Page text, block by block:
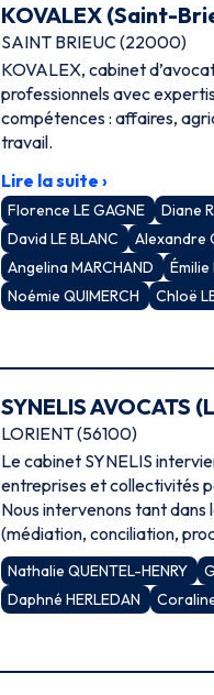
KOVALEX (Saint-
SAINT BRIEUC (22000)
KOVALEX, cabinet
professionnels avec
compétences : affaires,
travail.
Lire la suite ›
Florence LE GAGNE Diane
David LE BLANC
Alexandre
Angelina MARCHAND
Émilie
Noémie QUIMERCH
Chloë
SYNELIS AVOCATS
LORIENT (56100)
Le cabinet SYNELIS
entreprises et collectivités
Nous intervenons tant
(médiation, conciliation,
[…]
Nathalie QUENTEL-HENRY
Daphné HERLEDAN